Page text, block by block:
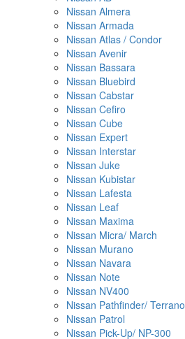
Nissan Almera
Nissan Armada
Nissan Atlas / Condor
Nissan Avenir
Nissan Bassara
Nissan Bluebird
Nissan Cabstar
Nissan Cefiro
Nissan Cube
Nissan Expert
Nissan Interstar
Nissan Juke
Nissan Kubistar
Nissan Lafesta
Nissan Leaf
Nissan Maxima
Nissan Micra/ March
Nissan Murano
Nissan Navara
Nissan Note
Nissan NV400
Nissan Pathfinder/ Terrano
Nissan Patrol
Nissan Pick-Up/ NP-300